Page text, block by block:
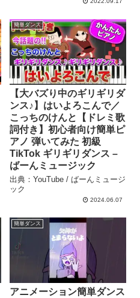
簡単ダンス
【大バズり中のギリギリダ
ンス♪】はいよろこんで／
こっちのけんと【ドレミ歌
詞付き】初心者向け簡単ピ
アノ 弾いてみた 初級
TikTok ギリギリダンス –
ばーんミュージック
出典：YouTube / ばーんミュージ
ック
2024.06.07
簡単ダンス
アニメーション簡単ダンス